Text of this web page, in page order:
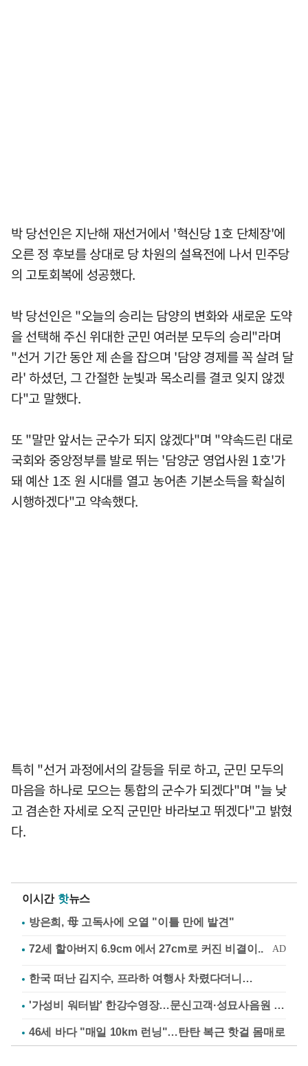
박 당선인은 지난해 재선거에서 '혁신당 1호 단체장'에
오른 정 후보를 상대로 당 차원의 설욕전에 나서 민주당
의 고토회복에 성공했다.
박 당선인은 "오늘의 승리는 담양의 변화와 새로운 도약
을 선택해 주신 위대한 군민 여러분 모두의 승리"라며
"선거 기간 동안 제 손을 잡으며 '담양 경제를 꼭 살려 달
라' 하셨던, 그 간절한 눈빛과 목소리를 결코 잊지 않겠
다"고 말했다.
또 "말만 앞서는 군수가 되지 않겠다"며 "약속드린 대로
국회와 중앙정부를 발로 뛰는 '담양군 영업사원 1호'가
돼 예산 1조 원 시대를 열고 농어촌 기본소득을 확실히
시행하겠다"고 약속했다.
특히 "선거 과정에서의 갈등을 뒤로 하고, 군민 모두의
마음을 하나로 모으는 통합의 군수가 되겠다"며 "늘 낮
고 겸손한 자세로 오직 군민만 바라보고 뛰겠다"고 밝혔
다.
이시간 핫뉴스
방은희, 母 고독사에 오열 "이틀 만에 발견"
한국 떠난 김지수, 프라하 여행사 차렸다더니…
'가성비 워터밤' 한강수영장…문신고객·성묘사음원 민원
46세 바다 "매일 10km 런닝"…탄탄 복근 핫걸 몸매로